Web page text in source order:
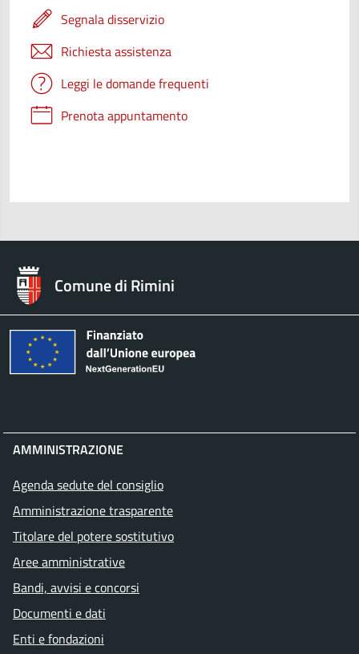
Segnala disservizio
Richiesta assistenza
Leggi le domande frequenti
Prenota appuntamento
Comune di Rimini
AMMINISTRAZIONE
Agenda sedute del consiglio
Amministrazione trasparente
Titolare del potere sostitutivo
Aree amministrative
Bandi, avvisi e concorsi
Documenti e dati
Enti e fondazioni